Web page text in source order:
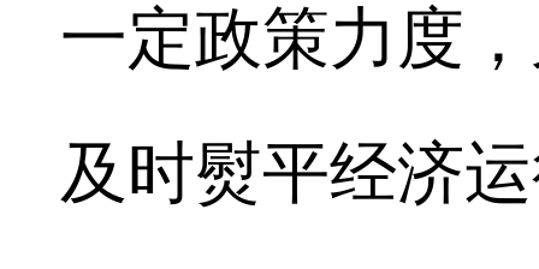
一定政策力度
及时熨平经济